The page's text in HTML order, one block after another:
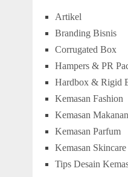
Artikel
Branding Bisnis
Corrugated Box
Hampers & PR
Hardbox & Rigid
Kemasan Fashion
Kemasan Makanan
Kemasan Parfum
Kemasan Skincare
Tips Desain